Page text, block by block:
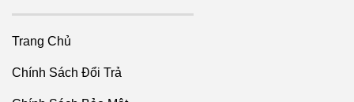
Trang Chủ
Chính Sách Đổi Trả